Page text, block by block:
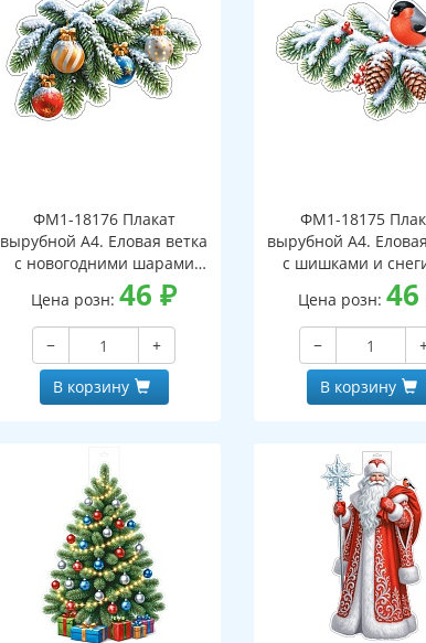
ФМ1-18176 Плакат
вырубной А4. Еловая ветка
с новогодними шарами
(двухсторонний, ВД-лак)
Цена розн:46₽
−
+
В корзину
ФМ1-18175
вырубной А4.
с шишками и
(двухсторонний,
Цена розн:
−
В корзину